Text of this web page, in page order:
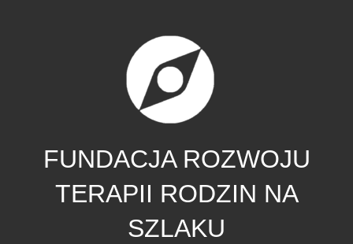
FUNDACJA ROZWOJU
TERAPII RODZIN NA
SZLAKU